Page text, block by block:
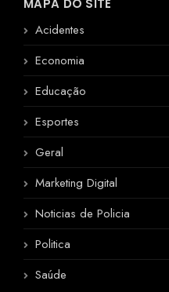
MAPA DO SITE
Acidentes
Economia
Educação
Esportes
Geral
Marketing Digital
Noticias de Policia
Politica
Saúde